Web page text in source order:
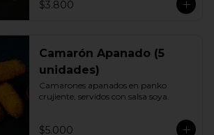
$3.800
Camarón Apanado (5
unidades)
Camarones apanados en panko
crujiente, servidos con salsa soya.
$5.000